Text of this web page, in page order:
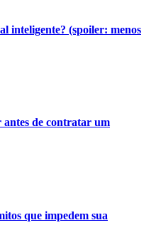
inteligente? (spoiler: menos
antes de contratar um
que impedem sua